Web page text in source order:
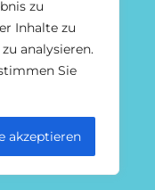
zu
Inhalte zu
analysieren.
Sie
akzeptieren